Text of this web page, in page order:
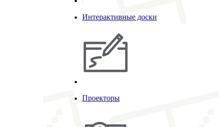
Интерактивные доски
Проекторы